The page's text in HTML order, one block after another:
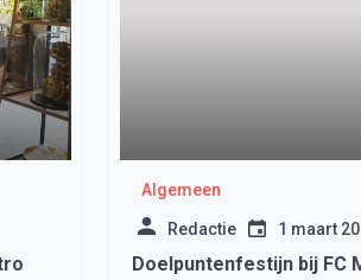
Algemeen
Redactie 1 maart
Doelpuntenfestijn bij FC